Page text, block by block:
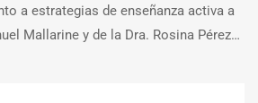
a estrategias de enseñanza activa a
Mallarine y de la Dra. Rosina Pérez